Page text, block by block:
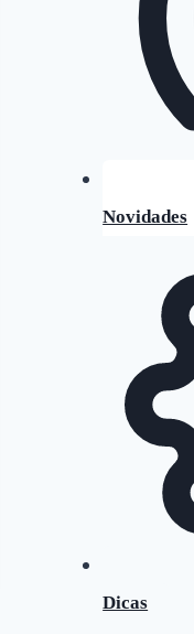
Novidades
Dicas